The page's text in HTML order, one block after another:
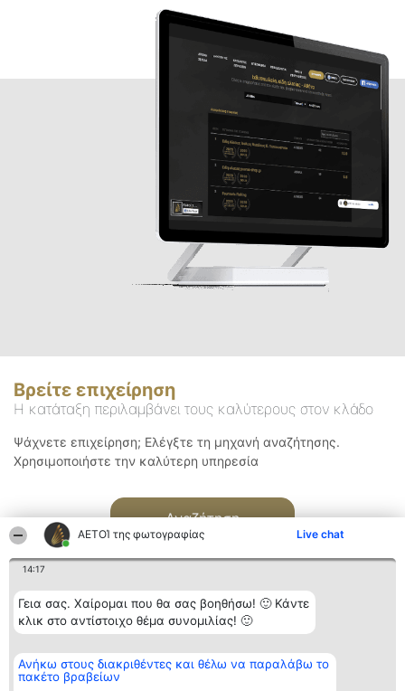
ΑΕΤΟΊ της φωτογραφίας Live chat
14:17
Γεια σας. Χαίρομαι που θα σας βοηθήσω! 🙂 Κάντε
κλικ στο αντίστοιχο θέμα συνομιλίας! 🙂
Ανήκω στους διακριθέντες και θέλω να παραλάβω το
πακέτο βραβείων
Βρείτε επιχείρηση
Η κατάταξη περιλαμβάνει τους καλύτερους στον κλάδο
Ψάχνετε επιχείρηση; Ελέγξτε τη μηχανή αναζήτησης.
Χρησιμοποιήστε την καλύτερη υπηρεσία
Αναζήτηση
Διοργανωτής της
κατάταξης
BEAUTIFUL COMPANY
Κατάταξη
Διακριθέντες
Επικοινωνία
Επικοινωνία